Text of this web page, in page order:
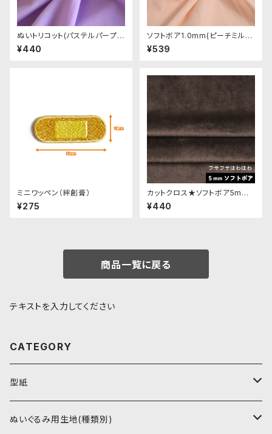
ぬいトリコット(パステルパープ
ル)NL017 ぬいぐるみ用薄手パ
イル生地 20cm
¥440
ソフトボア1.0mm(ピーチミル
ク)SSB053 ぬいぐるみ用短毛
ボア生地 20cm
¥539
ミニワッペン（絆創膏）
¥275
カットクロス★ソフトボア5mm
(ダークブラウン)LB029 ボア生
地 50cm × 45cm
¥440
商品一覧に戻る
テキストを入力してください
CATEGORY
型紙
書籍（紙の本）
ぬいぐるみ用生地(種類別)